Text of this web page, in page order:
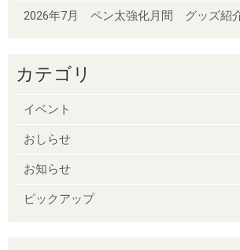
2026年7月 ペン太強化月間 グッズ紹
カテゴリ
イベント
おしらせ
お知らせ
ピックアップ